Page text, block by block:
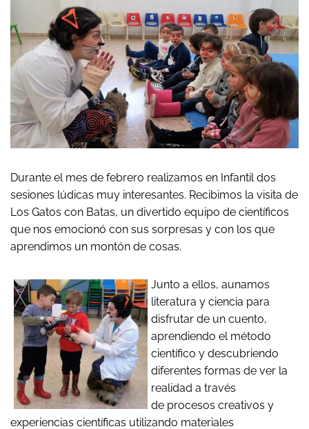
Durante el mes de febrero realizamos en Infantil dos
sesiones lúdicas muy interesantes. Recibimos la visita de
Los Gatos con Batas, un divertido equipo de científicos
que nos emocionó con sus sorpresas y con los que
aprendimos un montón de cosas.
Junto a ellos, aunamos
literatura y ciencia para
disfrutar de un cuento,
aprendiendo el método
científico y descubriendo
diferentes formas de ver la
realidad a través
de procesos creativos y
experiencias científicas utilizando materiales